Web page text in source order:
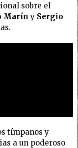
sobre el
Marín y Sergio
tímpanos y
a un poderoso